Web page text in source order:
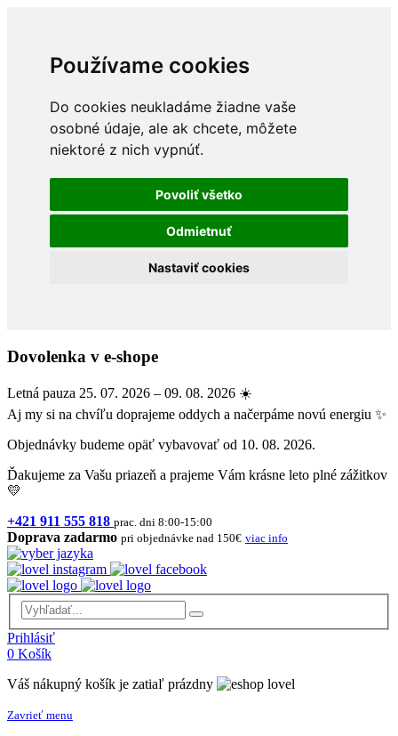
Používame cookies
Do cookies neukladáme žiadne vaše
osobné údaje, ale ak chcete, môžete
niektoré z nich vypnúť.
Povoliť všetko
Odmietnuť
Nastaviť cookies
Dovolenka v e-shope
Letná pauza 25. 07. 2026 – 09. 08. 2026 ☀️
Aj my si na chvíľu doprajeme oddych a načerpáme novú energiu ✨
Objednávky budeme opäť vybavovať od 10. 08. 2026.
Ďakujeme za Vašu priazeň a prajeme Vám krásne leto plné zážitkov
💛
+421 911 555 818 prac. dni 8:00-15:00
Doprava zadarmo pri objednávke nad 150€ viac info
Prihlásiť
0 Košík
Váš nákupný košík je zatiaľ prázdny
Zavrieť menu